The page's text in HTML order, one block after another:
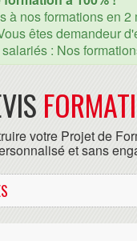
à nos formations en
êtes demandeur
: Nos
votre Projet de
et sans